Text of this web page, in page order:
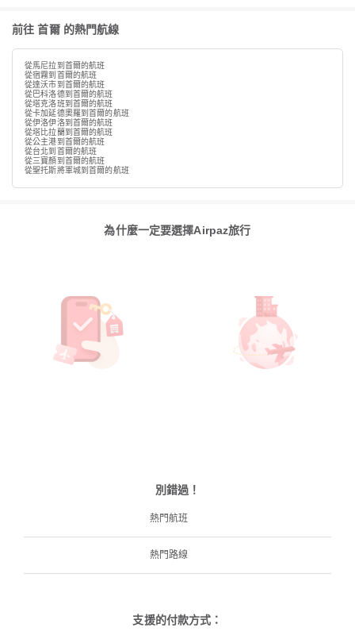
前往 首爾 的熱門航線
從馬尼拉到首爾的航班
從宿霧到首爾的航班
從達沃市到首爾的航班
從巴科洛德到首爾的航班
從塔克洛班到首爾的航班
從卡加延德奧羅到首爾的航班
從伊洛伊洛到首爾的航班
從塔比拉蘭到首爾的航班
從公主港到首爾的航班
從台北到首爾的航班
從三寶顏到首爾的航班
從聖托斯將軍城到首爾的航班
為什麼一定要選擇Airpaz旅行
別錯過！
熱門航班
熱門路線
支援的付款方式：